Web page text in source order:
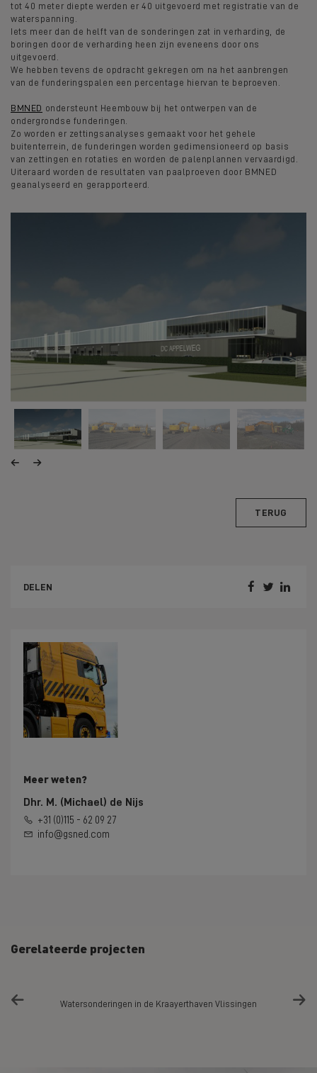
tot 40 meter diepte werden er 40 uitgevoerd met registratie van de
waterspanning.
Iets meer dan de helft van de sonderingen zat in verharding, de
boringen door de verharding heen zijn eveneens door ons
uitgevoerd.
We hebben tevens de opdracht gekregen om na het aanbrengen
van de funderingspalen een percentage hiervan te beproeven.
BMNED ondersteunt Heembouw bij het ontwerpen van de
ondergrondse funderingen.
Zo worden er zettingsanalyses gemaakt voor het gehele
buitenterrein, de funderingen worden gedimensioneerd op basis
van zettingen en rotaties en worden de palenplannen vervaardigd.
Uiteraard worden de resultaten van paalproeven door BMNED
geanalyseerd en gerapporteerd.
TERUG
DELEN   
Meer weten?
Dhr. M. (Michael) de Nijs
+31 (0)115 - 62 09 27
info@gsned.com
Gerelateerde projecten
en Watersonderingen in de Kraayerthaven Vlissingen